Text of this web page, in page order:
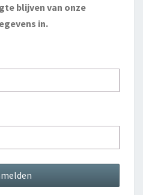
blijven van onze
in.